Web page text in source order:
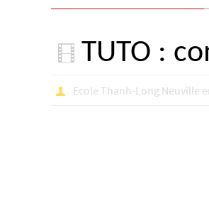
TUTO :
Ecole Thanh-Long Neuville